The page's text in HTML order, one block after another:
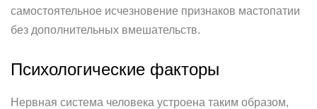
самостоятельное исчезновение признаков мастопатии
без дополнительных вмешательств.
Психологические факторы
Нервная система человека устроена таким образом,